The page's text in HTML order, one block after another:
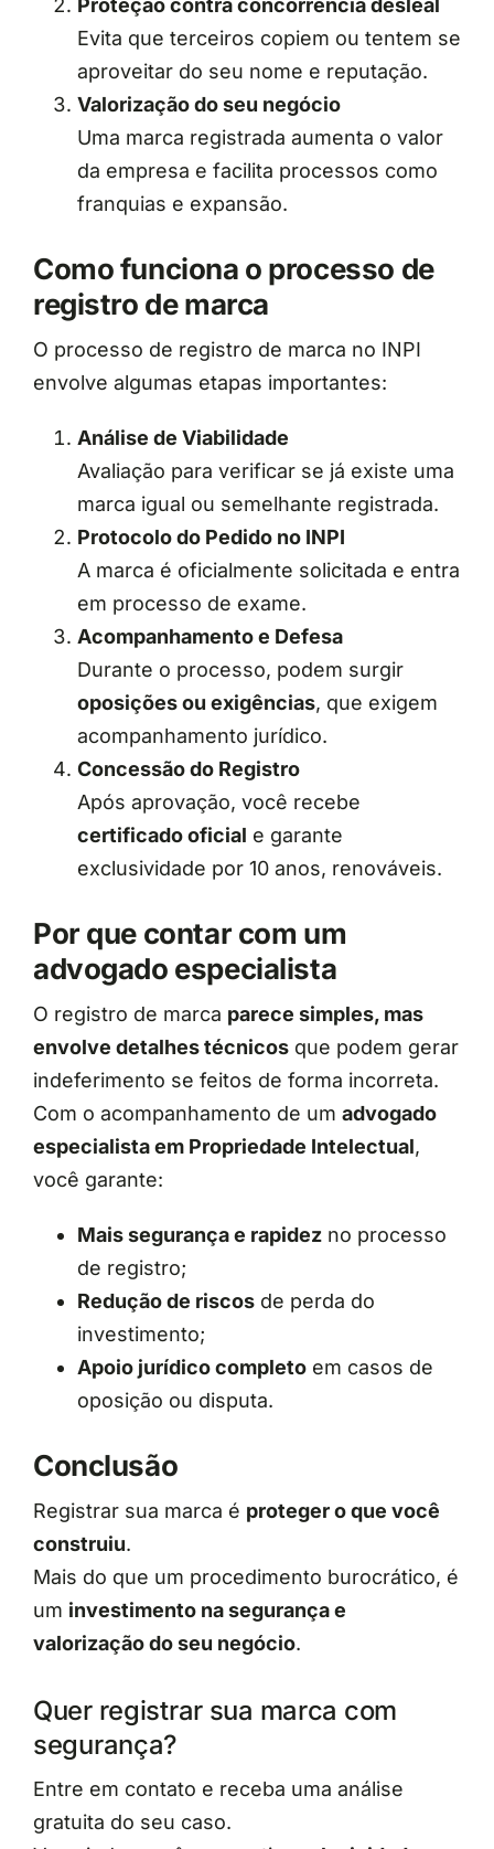
Proteção contra concorrência desleal
Evita que terceiros copiem ou tentem se
aproveitar do seu nome e reputação.
Valorização do seu negócio
Uma marca registrada aumenta o valor
da empresa e facilita processos como
franquias e expansão.
Como funciona o processo de
registro de marca
O processo de registro de marca no INPI
envolve algumas etapas importantes:
Análise de Viabilidade
Avaliação para verificar se já existe uma
marca igual ou semelhante registrada.
Protocolo do Pedido no INPI
A marca é oficialmente solicitada e entra
em processo de exame.
Acompanhamento e Defesa
Durante o processo, podem surgir
oposições ou exigências, que exigem
acompanhamento jurídico.
Concessão do Registro
Após aprovação, você recebe
certificado oficial e garante
exclusividade por 10 anos, renováveis.
Por que contar com um
advogado especialista
O registro de marca parece simples, mas
envolve detalhes técnicosque podem gerar
indeferimento se feitos de forma incorreta.
Com o acompanhamento de um advogado
especialista em Propriedade Intelectual,
você garante:
Mais segurança e rapidezno processo
de registro;
Redução de riscosde perda do
investimento;
Apoio jurídico completoem casos de
oposição ou disputa.
Conclusão
Registrar sua marca é proteger o que você
construiu.
Mais do que um procedimento burocrático, é
um investimento na segurança e
valorização do seu negócio.
Quer registrar sua marca com
segurança?
Entre em contato e receba uma análise
gratuita do seu caso.